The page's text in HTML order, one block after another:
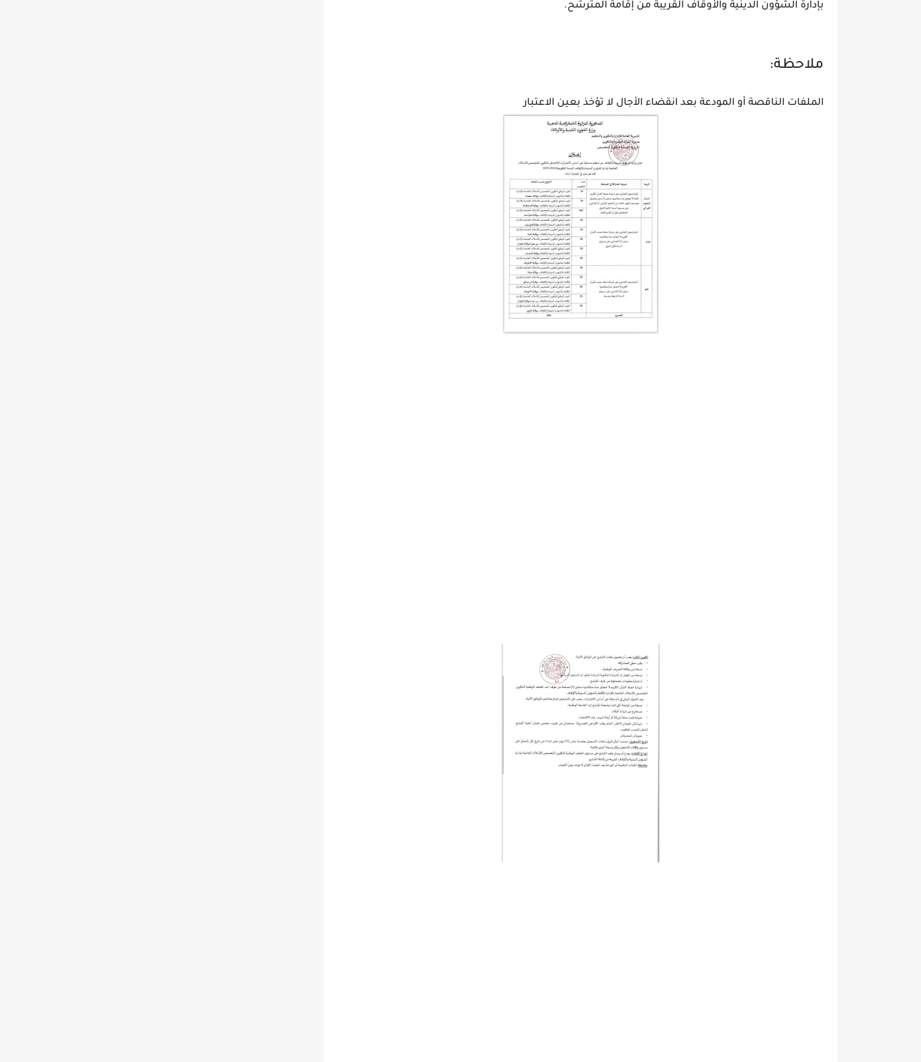
بإدارة الشؤون الدينية والأوقاف القريبة من إقامة المترشح.
ملاحظة:
الملفات الناقصة أو المودعة بعد انقضاء الأجال لا تؤخذ بعين الاعتبار